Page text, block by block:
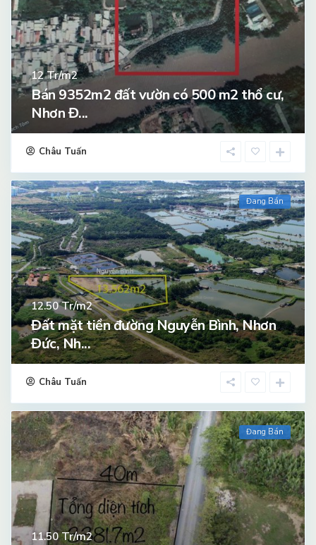
12Tr/m2
Bán 9352m2 đất vườn có 500 m2 thổ cư,
Nhơn Đ...
Châu Tuấn
Đang Bán
12.50Tr/m2
Đất mặt tiền đường Nguyễn Bình, Nhơn
Đức, Nh...
Châu Tuấn
Đang Bán
11.50Tr/m2